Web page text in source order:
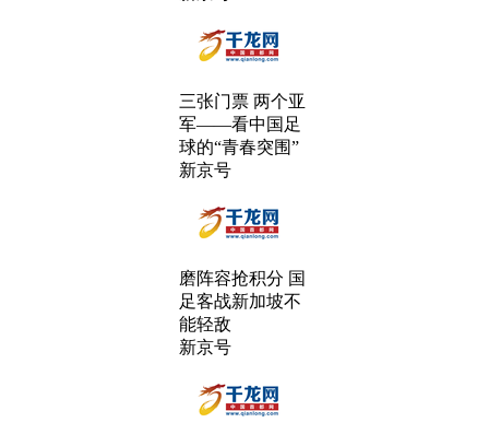
三张门票 两个亚
军——看中国足
球的“青春突围”
新京号
磨阵容抢积分 国
足客战新加坡不
能轻敌
新京号